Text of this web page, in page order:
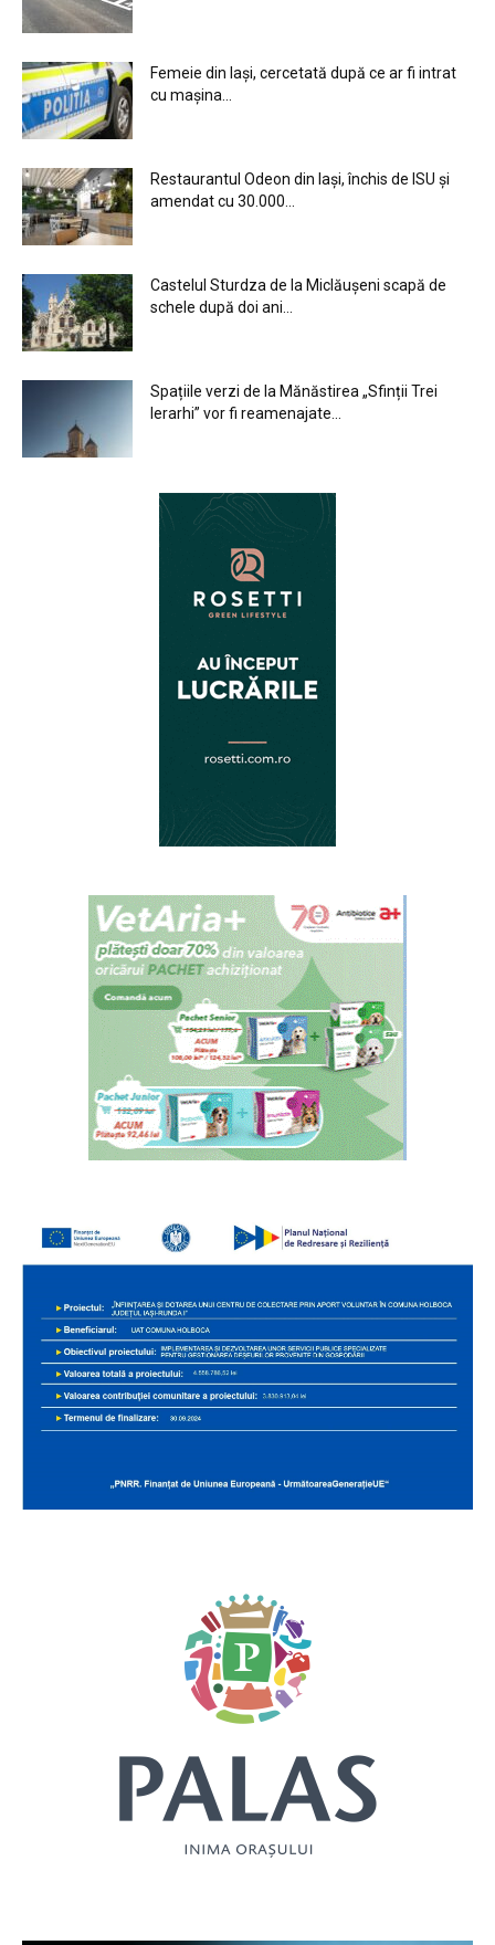
Femeie din Iași, cercetată după ce ar fi intrat
cu mașina...
Restaurantul Odeon din Iași, închis de ISU și
amendat cu 30.000...
Castelul Sturdza de la Miclăușeni scapă de
schele după doi ani...
Spațiile verzi de la Mănăstirea „Sfinții Trei
Ierarhi” vor fi reamenajate...